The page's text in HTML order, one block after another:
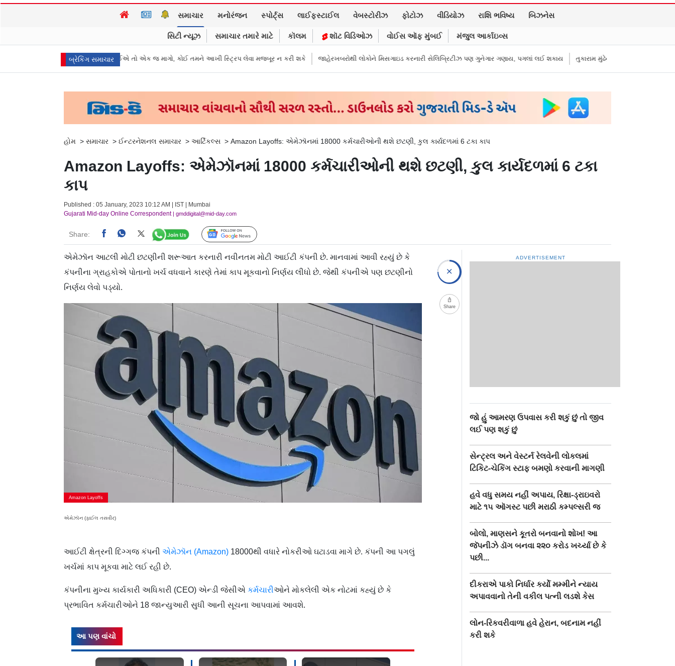
સમાચાર મનોરંજન સ્પોર્ટ્સ લાઈફસ્ટાઈલ વેબસ્ટોરીઝ ફોટોઝ વીડિયોઝ રાશિ ભવિષ્ય બિઝનેસ
સિટી ન્યૂઝ સમાચાર તમારે માટે કૉલમ શૉટ વિડિઓઝ વોઈસ ઑફ મુંબઈ મંજુલ આર્કાઇવ્સ
બ્રેકિંગ સમાચાર
એક જ ગોળી જોઈએ તો એક જ માગો, કોઈ તમને આખી સ્ટ્રિપ લેવા મજબૂર ન કરી શકે જાહેરખબરોથી લોકોને મિસગાઇડ કરનારી સેલિબ્રિટીઝ પણ ગુનેગાર ગણાય, પગલાં લઈ શકાય તુકારામ મુંઢેનું રક્ષણ કરવું એ દેવેન્દ્ર ફડણવીસની
હોમ > સમાચાર > ઈન્ટરનેશનલ સમાચાર > આર્ટિકલ્સ > Amazon Layoffs: એમેઝૉનમાં 18000 કર્મચારીઓની થશે છટણી, કુલ કાર્યદળમાં 6 ટકા કાપ
Amazon Layoffs: એમેઝૉનમાં 18000 કર્મચારીઓની થશે છટણી, કુલ કાર્યદળમાં 6 ટકા
કાપ
Published : 05 January, 2023 10:12 AM | IST | Mumbai
Gujarati Mid-day Online Correspondent| gmddigital@mid-day.com
Share: Follow Us
એમેઝૉન આટલી મોટી છટણીની શરૂઆત કરનારી નવીનતમ મોટી આઈટી કંપની છે. માનવામાં આવી રહ્યું છે કે
કંપનીના ગ્રાહકોએ પોતાનો ખર્ચ વધવાને કારણે તેમાં કાપ મૂકવાનો નિર્ણય લીધો છે. જેથી કંપનીએ પણ છટણીનો
નિર્ણય લેવો પડ્યો.
Amazon Layoffs
એમેઝૉન (ફાઈલ તસવીર)
આઈટી ક્ષેત્રની દિગ્ગજ કંપની એમેઝૉન (Amazon) 18000થી વધારે નોકરીઓ ઘટાડવા માગે છે. કંપની આ પગલું
ખર્ચમાં કાપ મૂકવા માટે લઈ રહી છે.
કંપનીના મુખ્ય કાર્યકારી અધિકારી (CEO) એન્ડી જેસીએ કર્મચારીઓને મોકલેલી એક નોટમાં કહ્યું છે કે
પ્રભાવિત કર્મચારીઓને 18 જાન્યુઆરી સુધી આની સૂચના આપવામાં આવશે.
આ પણ વાંચો
Share
ADVERTISEMENT
જો હું આમરણ ઉપવાસ કરી શકું છું તો જીવ
લઈ પણ શકું છું
સેન્ટ્રલ અને વેસ્ટર્ન રેલવેની લોકલમાં
ટિકિટ-ચેકિંગ સ્ટાફ બમણો કરવાની માગણી
હવે વધુ સમય નહીં અપાય, રિક્ષા-ડ્રાઇવરો
માટે ૧૫ ઑગસ્ટ પછી મરાઠી કમ્પલ્સરી જ
બોલો, માણસને કૂતરો બનવાનો શોખ! આ
જૅપનીઝે ડૉગ બનવા ૨૨૦ કરોડ ખર્ચ્યા છે કે
પછી...
દીકરાએ પાકો નિર્ધાર કર્યો મમ્મીને ન્યાય
અપાવવાનો તેની વકીલ પત્ની લડશે કેસ
લોન-રિકવરીવાળા હવે હેરાન, બદનામ નહીં
કરી શકે